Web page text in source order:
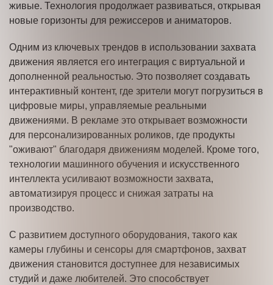
живые. Технология продолжает развиваться, открывая
новые горизонты для режиссеров и аниматоров.
Одним из ключевых трендов в использовании захвата
движения является его интеграция с виртуальной и
дополненной реальностью. Это позволяет создавать
интерактивный контент, где зрители могут погрузиться в
цифровые миры, управляемые реальными
движениями. В рекламе это открывает возможности
для персонализированных роликов, где продукты
"оживают" благодаря движениям моделей. Кроме того,
технологии машинного обучения и искусственного
интеллекта усиливают возможности захвата,
автоматизируя процесс и снижая затраты на
производство.
С развитием доступного оборудования, такого как
камеры глубины и сенсоры для смартфонов, захват
движения становится доступнее для независимых
студий и даже любителей. Это способствует